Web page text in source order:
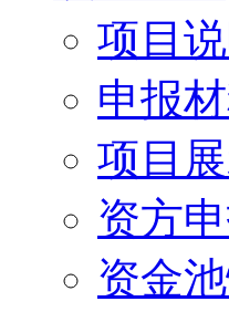
项目
申报
项目
资方
资金